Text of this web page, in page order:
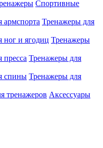
Спортивные
Тренажеры для
Тренажеры
Тренажеры для
Тренажеры для
Аксессуары